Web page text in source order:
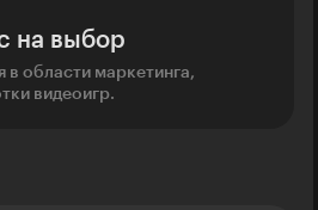
на выбор
в области маркетинга,
видеоигр.